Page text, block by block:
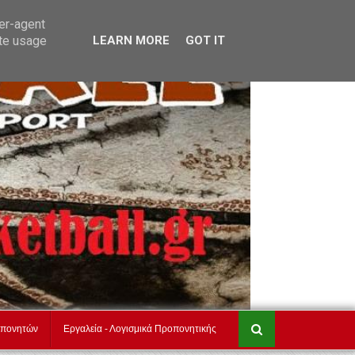
akadimiesbasket.gr
Εργαλεία - Λογισμικά Προπονητικής
agent
usage
LEARN MORE GOT IT